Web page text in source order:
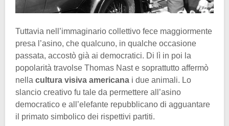
Tuttavia nell’immaginario collettivo fece maggiormente
presa l’asino, che qualcuno, in qualche occasione
passata, accostò già ai democratici. Di lì in poi la
popolarità travolse Thomas Nast e soprattutto affermò
nella cultura visiva americana i due animali. Lo
slancio creativo fu tale da permettere all’asino
democratico e all’elefante repubblicano di agguantare
il primato simbolico dei rispettivi partiti.